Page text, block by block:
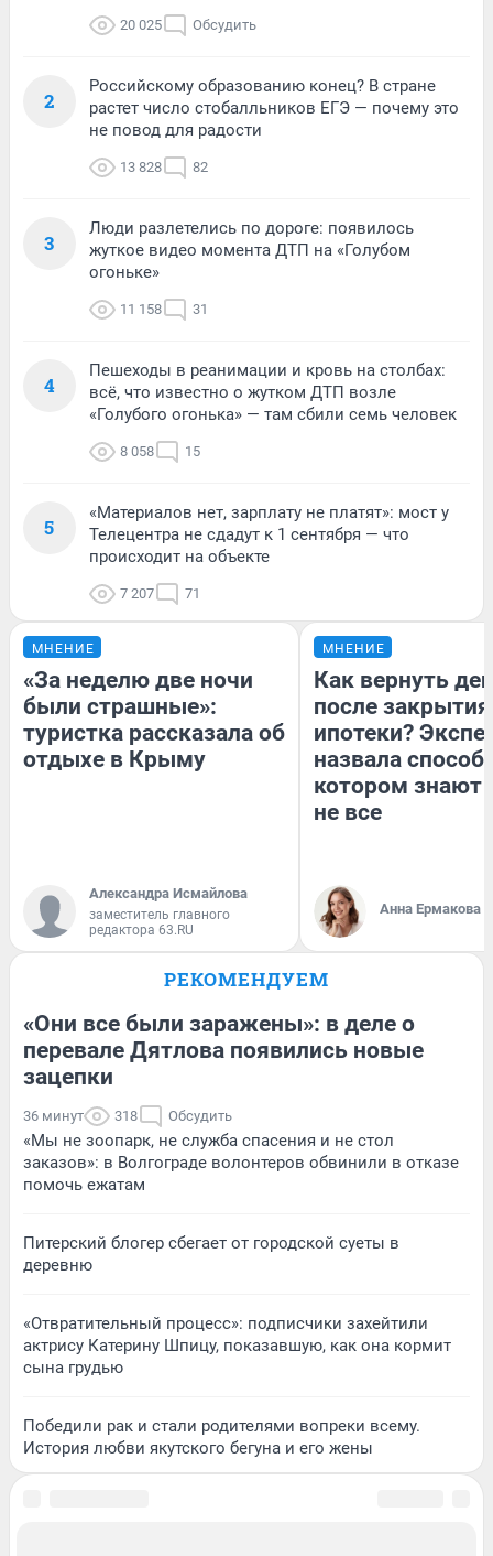
20 025 Обсудить
2
Российскому образованию конец? В стране
растет число стобалльников ЕГЭ — почему это
не повод для радости
13 828 82
3
Люди разлетелись по дороге: появилось
жуткое видео момента ДТП на «Голубом
огоньке»
11 158 31
4
Пешеходы в реанимации и кровь на столбах:
всё, что известно о жутком ДТП возле
«Голубого огонька» — там сбили семь человек
8 058 15
5
«Материалов нет, зарплату не платят»: мост у
Телецентра не сдадут к 1 сентября — что
происходит на объекте
7 207 71
МНЕНИЕ
«За неделю две ночи
были страшные»:
туристка рассказала об
отдыхе в Крыму
Александра Исмайлова
заместитель главного
редактора 63.RU
МНЕНИЕ
Как вернуть
после закрытия
ипотеки?
назвала
котором знают
не все
Анна Ермакова
РЕКОМЕНДУЕМ
«Они все были заражены»: в деле о
перевале Дятлова появились новые
зацепки
36 минут 318 Обсудить
«Мы не зоопарк, не служба спасения и не стол
заказов»: в Волгограде волонтеров обвинили в отказе
помочь ежатам
Питерский блогер сбегает от городской суеты в
деревню
«Отвратительный процесс»: подписчики захейтили
актрису Катерину Шпицу, показавшую, как она кормит
сына грудью
Победили рак и стали родителями вопреки всему.
История любви якутского бегуна и его жены